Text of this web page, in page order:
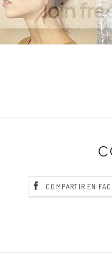
COMPARTIR EN